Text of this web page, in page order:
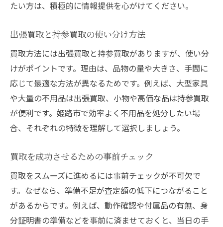
たい方は、積極的に情報提供を心がけてください。
出張買取と持参買取の使い分け方法
買取方法には出張買取と持参買取がありますが、使い分
けがポイントです。理由は、品物の量や大きさ、手間に
応じて最適な方法が異なるためです。例えば、大型家具
や大量の不用品は出張買取、小物や高価な品は持参買取
が便利です。姫路市で効率よく不用品を処分したい場
合、それぞれの特徴を理解して選択しましょう。
買取を成功させるための事前チェック
買取をスムーズに進めるには事前チェックが不可欠で
す。なぜなら、準備不足が査定額の低下につながること
があるからです。例えば、動作確認や付属品の有無、身
分証明書の準備などを事前に済ませておくと、当日の手